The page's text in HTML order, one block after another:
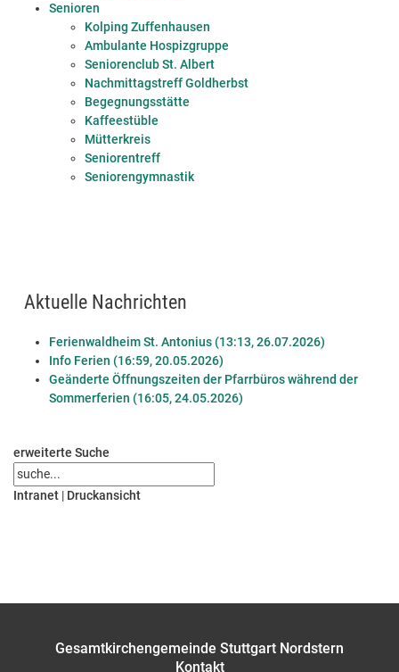
Senioren
Kolping Zuffenhausen
Ambulante Hospizgruppe
Seniorenclub St. Albert
Nachmittagstreff Goldherbst
Begegnungsstätte
Kaffeestüble
Mütterkreis
Seniorentreff
Seniorengymnastik
Aktuelle Nachrichten
Ferienwaldheim St. Antonius (13:13, 26.07.2026)
Info Ferien (16:59, 20.05.2026)
Geänderte Öffnungszeiten der Pfarrbüros während der
Sommerferien (16:05, 24.05.2026)
erweiterte Suche
Intranet | Druckansicht
Gesamtkirchengemeinde Stuttgart Nordstern
Kontakt